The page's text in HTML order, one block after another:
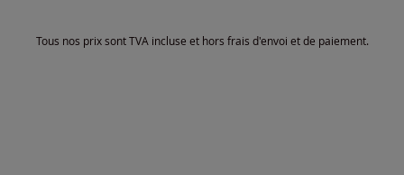
Tous nos prix sont TVA incluse et hors frais d'envoi et de paiement.